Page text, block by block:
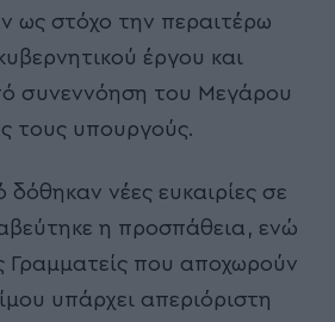
ως στόχο την περαιτέρω
έργου και
συνεννόηση του Μεγάρου
τους υπουργούς.
δόθηκαν νέες ευκαιρίες σε
η προσπάθεια, ενώ
Γραμματείς που αποχωρούν
υπάρχει απεριόριστη